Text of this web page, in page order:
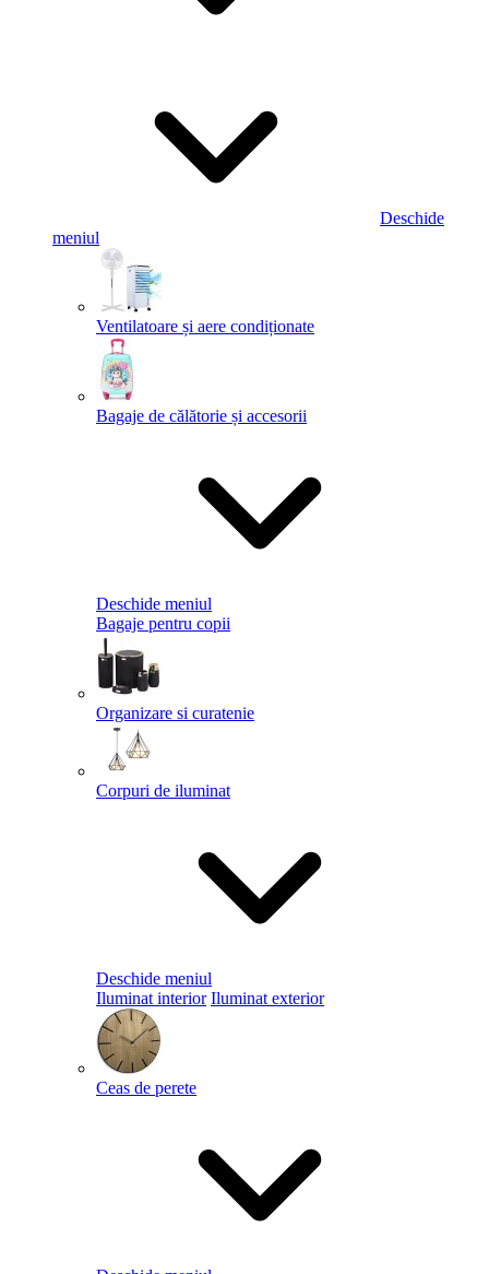
Deschide
meniul
Ventilatoare și aere condiționate
Bagaje de călătorie și accesorii
Deschide meniul
Bagaje pentru copii
Organizare si curatenie
Corpuri de iluminat
Deschide meniul
Iluminat interior Iluminat exterior
Ceas de perete